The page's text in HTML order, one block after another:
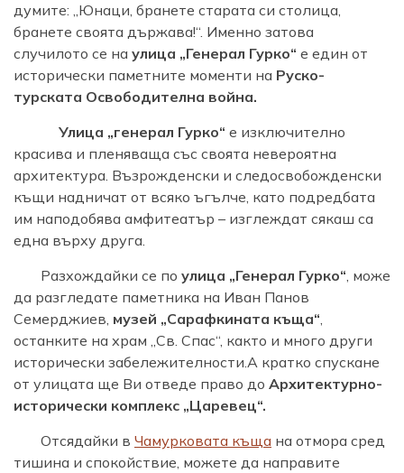
думите: „Юнаци, бранете старата си столица,
бранете своята държава!“. Именно затова
случилото се на улица „Генерал Гурко“ е един от
исторически паметните моменти на Руско-
турската Освободителна война.
Улица „генерал Гурко“ е изключително
красива и пленяваща със своята невероятна
архитектура. Възрожденски и следосвобожденски
къщи надничат от всяко ъгълче, като подредбата
им наподобява амфитеатър – изглеждат сякаш са
една върху друга.
Разхождайки се по улица „Генерал Гурко“, може
да разгледате паметника на Иван Панов
Семерджиев, музей „Сарафкината къща“,
останките на храм „Св. Спас“, както и много други
исторически забележителности.А кратко спускане
от улицата ще Ви отведе право до Архитектурно-
исторически комплекс „Царевец“.
Отсядайки в Чамурковата къща на отмора сред
тишина и спокойствие, можете да направите